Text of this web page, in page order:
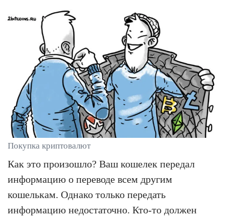
Покупка криптовалют
Как это произошло? Ваш кошелек передал
информацию о переводе всем другим
кошелькам. Однако только передать
информацию недостаточно. Кто-то должен